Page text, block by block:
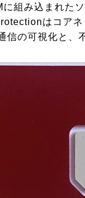
組み込まれた
はコア
の可視化と、